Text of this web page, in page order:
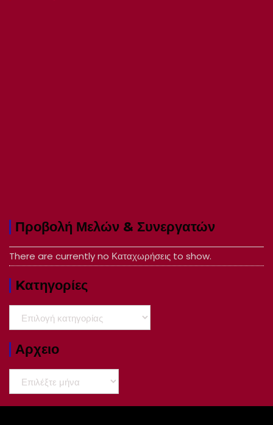
Προβολή Μελών & Συνεργατών
There are currently no Καταχωρήσεις to show.
Kατηγορίες
Kατηγορίες
Αρχειο
Αρχειο